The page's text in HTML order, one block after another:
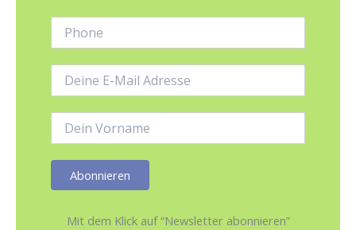
Mail-
Mit dem Klick auf “Newsletter abonnieren”